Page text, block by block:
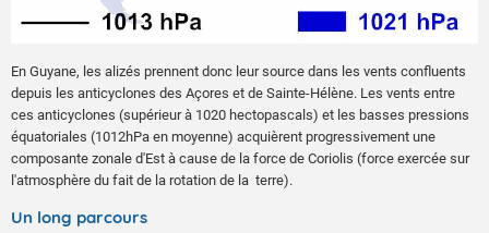
En Guyane, les alizés prennent donc leur source dans les vents confluents
depuis les anticyclones des Açores et de Sainte-Hélène. Les vents entre
ces anticyclones (supérieur à 1020 hectopascals) et les basses pressions
équatoriales (1012hPa en moyenne) acquièrent progressivement une
composante zonale d'Est à cause de la force de Coriolis (force exercée sur
l'atmosphère du fait de la rotation de la terre).
Un long parcours